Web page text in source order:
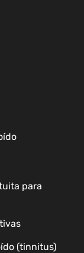
para
(tinnitus)